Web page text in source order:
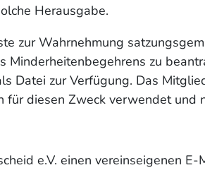
Herausgabe.
zur Wahrnehmung
Minderheitenbegehrens zu
Datei zur Verfügung. Das
diesen Zweck verwendet
e.V. einen vereinseigenen